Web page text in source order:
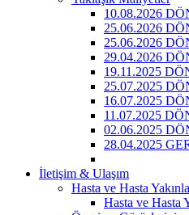
10.08.2026
25.06.2026
25.06.2026
29.04.2026
19.11.2025
25.07.2025
16.07.2025
11.07.2025
02.06.2025
28.04.2025
İletişim & Ulaşım
Hasta ve Hasta
Hasta ve Hasta